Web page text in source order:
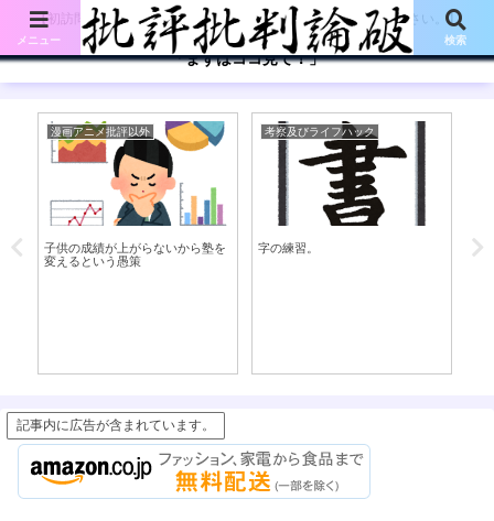
【初訪問の方は、下記の「まずはココ見て!」ボタンをご覧ください。】
「まずはココ見て！」
漫画アニメ批評以外
子供の成績が上がらないから塾を
変えるという愚策
考察及びライフハック
字の練習。
部
記事内に広告が含まれています。
メニュー 検索